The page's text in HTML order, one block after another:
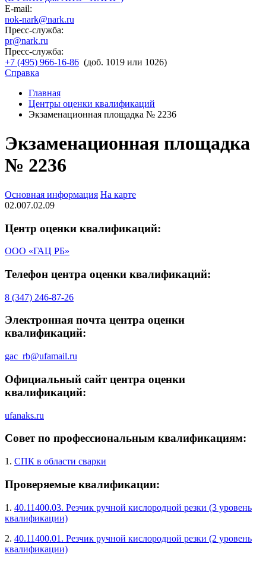
E-mail:
nok-nark@nark.ru
Пресс-служба:
pr@nark.ru
Пресс-служба:
+7 (495) 966-16-86 (доб. 1019 или 1026)
Справка
Главная
Центры оценки квалификаций
Экзаменационная площадка № 2236
Экзаменационная площадка
№ 2236
Основная информация На карте
02.007.02.09
Центр оценки квалификаций:
ООО «ГАЦ РБ»
Телефон центра оценки квалификаций:
8 (347) 246-87-26
Электронная почта центра оценки
квалификаций:
gac_rb@ufamail.ru
Официальный сайт центра оценки
квалификаций:
ufanaks.ru
Совет по профессиональным квалификациям:
1. СПК в области сварки
Проверяемые квалификации:
1. 40.11400.03. Резчик ручной кислородной резки (3 уровень
квалификации)
2. 40.11400.01. Резчик ручной кислородной резки (2 уровень
квалификации)